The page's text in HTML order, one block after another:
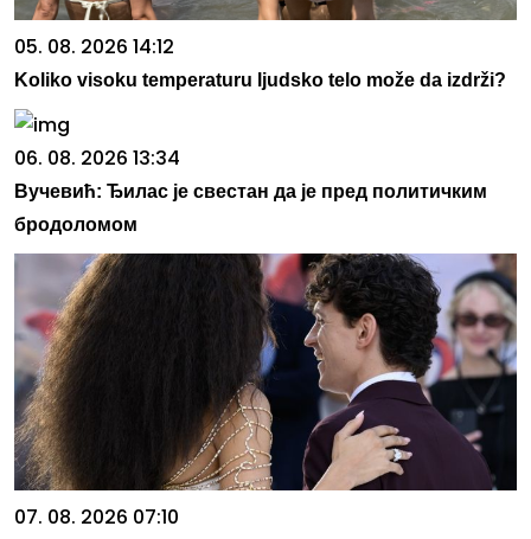
05. 08. 2026 14:12
Koliko visoku temperaturu ljudsko telo može da izdrži?
06. 08. 2026 13:34
Вучевић: Ђилас је свестан да је пред политичким
бродоломом
07. 08. 2026 07:10